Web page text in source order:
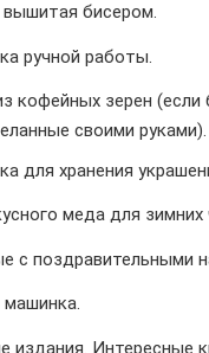
вышитая бисером.
ручной работы.
кофейных зерен
своими руками).
для хранения
меда для зимних
с поздравительными
издания. Интересные